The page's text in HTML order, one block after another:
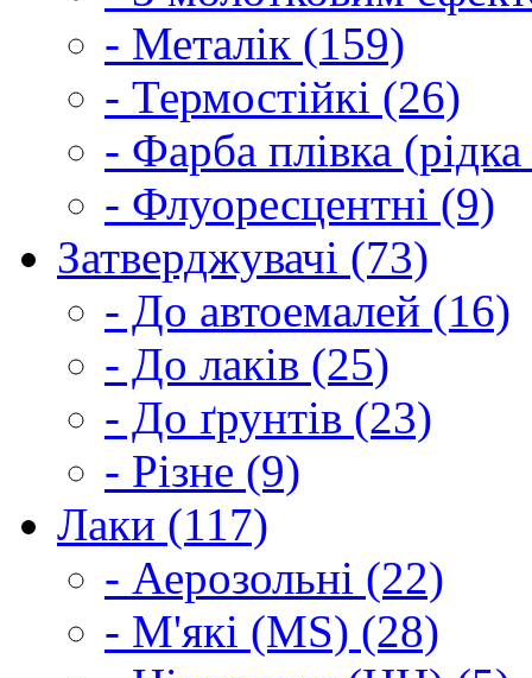
- Металік (159)
- Термостійкі (26)
- Фарба плівка
- Флуоресцентні (9)
Затверджувачі (73)
- До автоемалей (16)
- До лаків (25)
- До ґрунтів (23)
- Різне (9)
Лаки (117)
- Аерозольні (22)
- М'які (MS) (28)